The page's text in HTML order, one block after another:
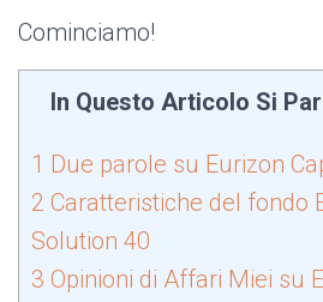
Cominciamo!
In Questo Articolo Si
1 Due parole su Eurizon
2 Caratteristiche del fondo
Solution 40
3 Opinioni di Affari Miei su